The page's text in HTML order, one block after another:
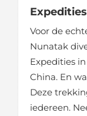
Expedities
Voor de
Nunatak
Expedities
China. En
Deze
iedereen.